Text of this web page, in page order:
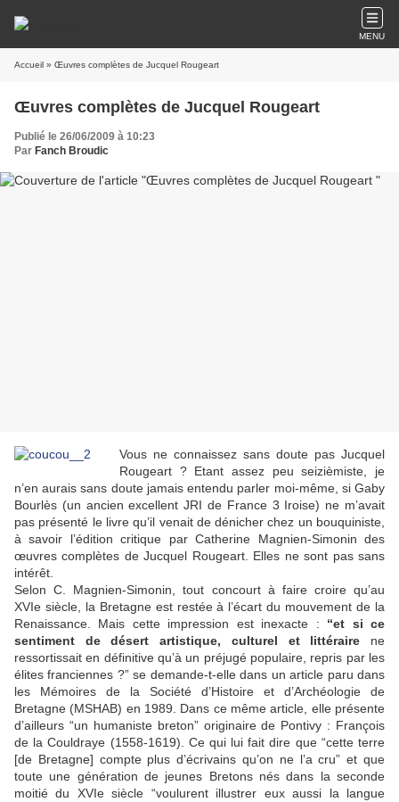
MENU
Accueil » Œuvres complètes de Jucquel Rougeart
Œuvres complètes de Jucquel Rougeart
Publié le 26/06/2009 à 10:23
Par Fanch Broudic
Vous ne connaissez sans doute pas Jucquel
Rougeart ? Etant assez peu seizièmiste, je
n’en aurais sans doute jamais entendu parler moi-même, si Gaby
Bourlès (un ancien excellent JRI de France 3 Iroise) ne m’avait
pas présenté le livre qu’il venait de dénicher chez un bouquiniste,
à savoir l’édition critique par Catherine Magnien-Simonin des
œuvres complètes de Jucquel Rougeart. Elles ne sont pas sans
intérêt.
Selon C. Magnien-Simonin, tout concourt à faire croire qu’au
XVIe siècle, la Bretagne est restée à l’écart du mouvement de la
Renaissance. Mais cette impression est inexacte : “et si ce
sentiment de désert artistique, culturel et littéraire ne
ressortissait en définitive qu’à un préjugé populaire, repris par les
élites franciennes ?” se demande-t-elle dans un article paru dans
les Mémoires de la Société d’Histoire et d’Archéologie de
Bretagne (MSHAB) en 1989. Dans ce même article, elle présente
d’ailleurs “un humaniste breton” originaire de Pontivy : François
de la Couldraye (1558-1619). Ce qui lui fait dire que “cette terre
[de Bretagne] compte plus d’écrivains qu’on ne l’a cru” et que
toute une génération de jeunes Bretons nés dans la seconde
moitié du XVIe siècle “voulurent illustrer eux aussi la langue